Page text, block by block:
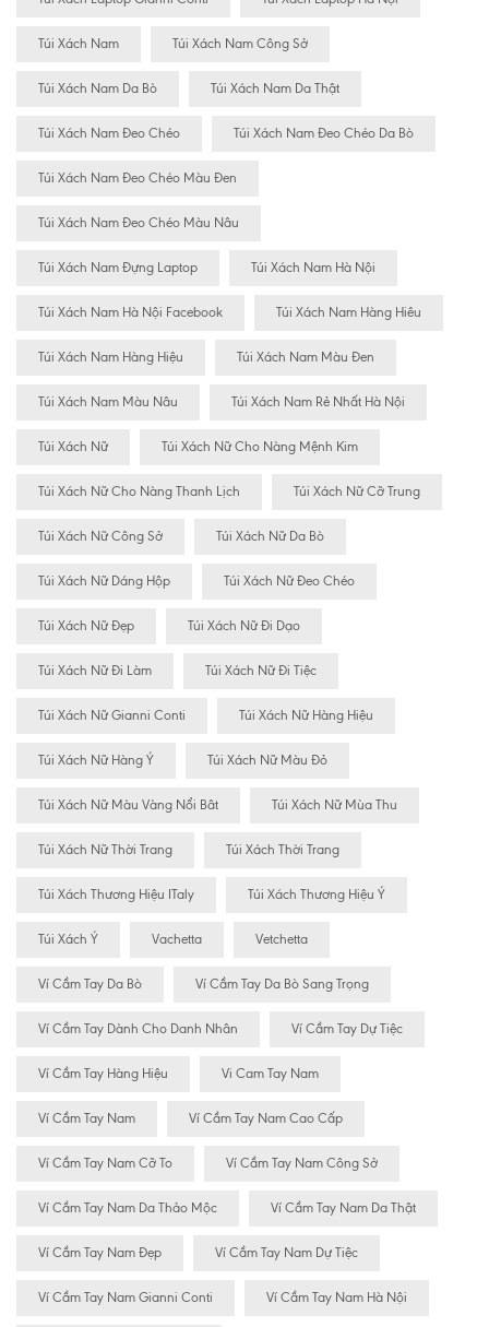
Túi Xách Nam Túi Xách Nam Công Sở
Túi Xách Nam Da Bò Túi Xách Nam Da Thật
Túi Xách Nam Đeo Chéo Túi Xách Nam Đeo Chéo Da Bò
Túi Xách Nam Đeo Chéo Màu Đen
Túi Xách Nam Đeo Chéo Màu Nâu
Túi Xách Nam Đựng Laptop Túi Xách Nam Hà Nội
Túi Xách Nam Hà Nội Facebook Túi Xách Nam Hàng Hiêu
Túi Xách Nam Hàng Hiệu Túi Xách Nam Màu Đen
Túi Xách Nam Màu Nâu Túi Xách Nam Rẻ Nhất Hà Nội
Túi Xách Nữ Túi Xách Nữ Cho Nàng Mệnh Kim
Túi Xách Nữ Cho Nàng Thanh Lịch Túi Xách Nữ Cỡ Trung
Túi Xách Nữ Công Sở Túi Xách Nữ Da Bò
Túi Xách Nữ Dáng Hộp Túi Xách Nữ Đeo Chéo
Túi Xách Nữ Đẹp Túi Xách Nữ Đi Dạo
Túi Xách Nữ Đi Làm Túi Xách Nữ Đi Tiệc
Túi Xách Nữ Gianni Conti Túi Xách Nữ Hàng Hiệu
Túi Xách Nữ Hàng Ý Túi Xách Nữ Màu Đỏ
Túi Xách Nữ Màu Vàng Nổi Bât Túi Xách Nữ Mùa Thu
Túi Xách Nữ Thời Trang Túi Xách Thời Trang
Túi Xách Thương Hiệu ITaly Túi Xách Thương Hiệu Ý
Túi Xách Ý Vachetta Vetchetta
Ví Cầm Tay Da Bò Ví Cầm Tay Da Bò Sang Trọng
Ví Cầm Tay Dành Cho Danh Nhân Ví Cầm Tay Dự Tiệc
Ví Cầm Tay Hàng Hiệu Vi Cam Tay Nam
Ví Cầm Tay Nam Ví Cầm Tay Nam Cao Cấp
Ví Cầm Tay Nam Cỡ To Ví Cầm Tay Nam Công Sở
Ví Cầm Tay Nam Da Thảo Mộc Ví Cầm Tay Nam Da Thật
Ví Cầm Tay Nam Đẹp Ví Cầm Tay Nam Dự Tiệc
Ví Cầm Tay Nam Gianni Conti Ví Cầm Tay Nam Hà Nội